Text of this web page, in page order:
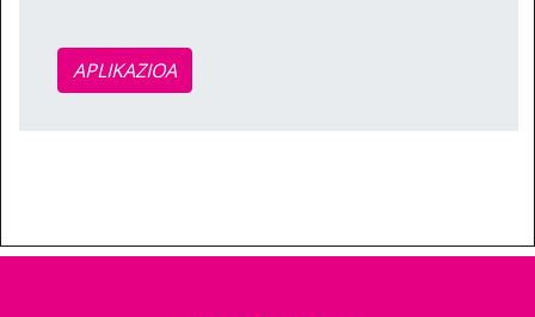
APLIKAZIOA